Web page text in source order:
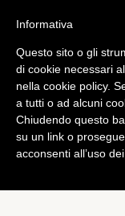
Informativa
Questo sito o gli
di cookie necessari
nella cookie policy.
a tutti o ad alcuni
Chiudendo questo
su un link o
acconsenti all’uso